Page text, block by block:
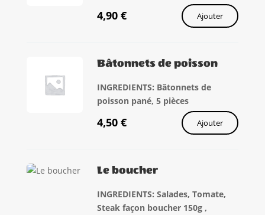
4,90 € Ajouter
Bâtonnets de poisson
INGREDIENTS: Bâtonnets de
poisson pané, 5 pièces
4,50 € Ajouter
Le boucher
INGREDIENTS: Salades, Tomate,
Steak façon boucher 150g ,